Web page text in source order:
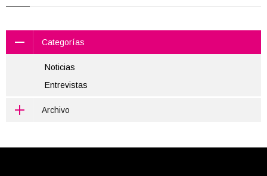
Categorías
Noticias
Entrevistas
Archivo